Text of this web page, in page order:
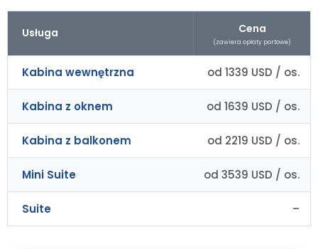
Usługa Cena
(zawiera opłaty portowe)
Kabina wewnętrzna od 1339 USD / os.
Kabina z oknem od 1639 USD / os.
Kabina z balkonem od 2219 USD / os.
Mini Suite od 3539 USD / os.
Suite –